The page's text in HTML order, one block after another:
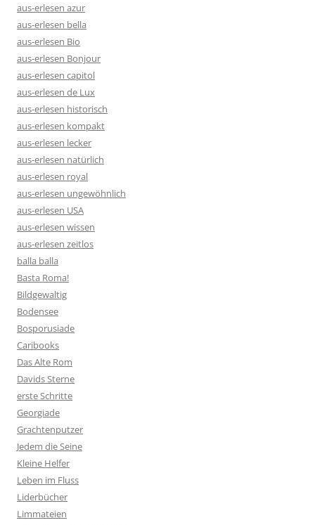
aus-erlesen azur
aus-erlesen bella
aus-erlesen Bio
aus-erlesen Bonjour
aus-erlesen capitol
aus-erlesen de Lux
aus-erlesen historisch
aus-erlesen kompakt
aus-erlesen lecker
aus-erlesen natürlich
aus-erlesen royal
aus-erlesen ungewöhnlich
aus-erlesen USA
aus-erlesen wissen
aus-erlesen zeitlos
balla balla
Basta Roma!
Bildgewaltig
Bodensee
Bosporusiade
Caribooks
Das Alte Rom
Davids Sterne
erste Schritte
Georgiade
Grachtenputzer
Jedem die Seine
Kleine Helfer
Leben im Fluss
Liderbücher
Limmateien